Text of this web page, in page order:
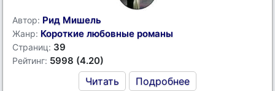
Автор: Рид Мишель
Жанр: Короткие любовные романы
Страниц: 39
Рейтинг: 5998 (4.20)
Читать Подробнее